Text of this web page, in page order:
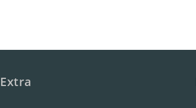
Extra